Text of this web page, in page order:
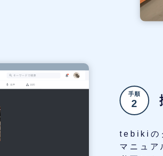
手順
2
tebikiの
マニュア